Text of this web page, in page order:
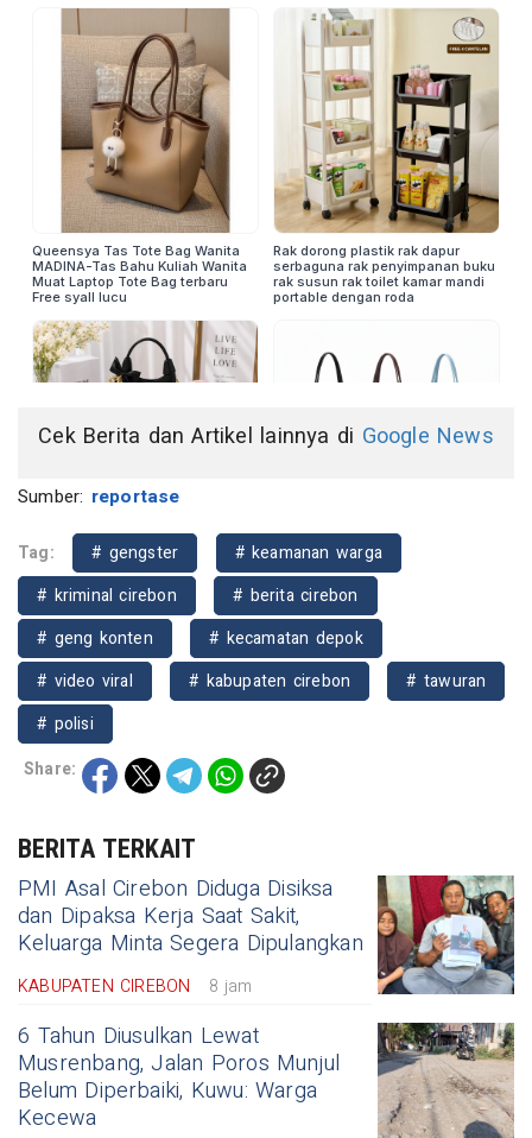
Cek Berita dan Artikel lainnya di Google News
Sumber: reportase
Tag: # gengster
# keamanan warga
# kriminal cirebon
# berita cirebon
# geng konten
# kecamatan depok
# video viral
# kabupaten cirebon
# tawuran
# polisi
Share:
BERITA TERKAIT
PMI Asal Cirebon Diduga Disiksa
dan Dipaksa Kerja Saat Sakit,
Keluarga Minta Segera Dipulangkan
KABUPATEN CIREBON 8 jam
6 Tahun Diusulkan Lewat
Musrenbang, Jalan Poros Munjul
Belum Diperbaiki, Kuwu: Warga
Kecewa